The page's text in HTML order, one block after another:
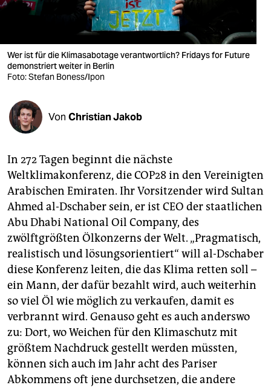
verlag
verlag
veranstaltungen
fragen & hilfe
abo
genossenschaft
epaper login
Wer ist für die Klimasabotage verantwortlich? Fridays for Future
demonstriert weiter in Berlin
Foto: Stefan Boness/Ipon
Von Christian Jakob
In 272 Tagen beginnt die nächste
Weltklimakonferenz, die COP28 in den Vereinigten
Arabischen Emiraten. Ihr Vorsitzender wird Sultan
Ahmed al-Dschaber sein, er ist CEO der staatlichen
Abu Dhabi National Oil Company, des
zwölftgrößten Ölkonzerns der Welt. „Pragmatisch,
realistisch und lösungsorientiert“ will al-Dschaber
diese Konferenz leiten, die das Klima retten soll –
ein Mann, der dafür bezahlt wird, auch weiterhin
so viel Öl wie möglich zu verkaufen, damit es
verbrannt wird. Genauso geht es auch anderswo
zu: Dort, wo Weichen für den Klimaschutz mit
größtem Nachdruck gestellt werden müssten,
können sich auch im Jahr acht des Pariser
Abkommens oft jene durchsetzen, die andere